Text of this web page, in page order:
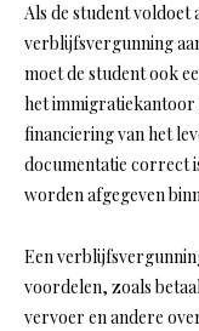
Als de student voldoet
verblijfsvergunning
moet de student ook
het immigratiekantoor
financiering van het
documentatie correct
worden afgegeven
Een
voordelen, zoals
vervoer en andere